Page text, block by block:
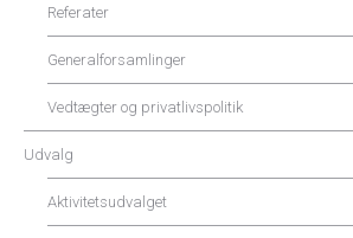
Referater
Generalforsamlinger
Vedtægter og privatlivspolitik
Udvalg
Aktivitetsudvalget